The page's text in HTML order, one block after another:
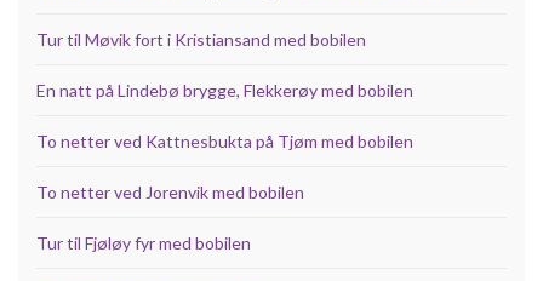
Tur til Møvik fort i Kristiansand med bobilen
En natt på Lindebø brygge, Flekkerøy med bobilen
To netter ved Kattnesbukta på Tjøm med bobilen
To netter ved Jorenvik med bobilen
Tur til Fjøløy fyr med bobilen